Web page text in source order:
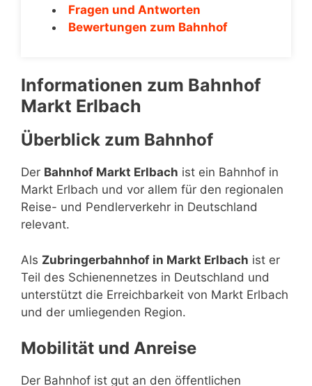
Fragen und Antworten
Bewertungen zum Bahnhof
Informationen zum Bahnhof
Markt Erlbach
Überblick zum Bahnhof
Der Bahnhof Markt Erlbach ist ein Bahnhof in
Markt Erlbach und vor allem für den regionalen
Reise- und Pendlerverkehr in Deutschland
relevant.
Als Zubringerbahnhof in Markt Erlbach ist er
Teil des Schienennetzes in Deutschland und
unterstützt die Erreichbarkeit von Markt Erlbach
und der umliegenden Region.
Mobilität und Anreise
Der Bahnhof ist gut an den öffentlichen